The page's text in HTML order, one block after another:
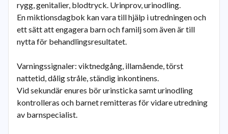
rygg, genitalier, blodtryck. Urinprov, urinodling.
En miktionsdagbok kan vara till hjälp i utredningen och
ett sätt att engagera barn och familj som även är till
nytta för behandlingsresultatet.
Varningssignaler: viktnedgång, illamående, törst
nattetid, dålig stråle, ständig inkontinens.
Vid sekundär enures bör urinsticka samt urinodling
kontrolleras och barnet remitteras för vidare utredning
av barnspecialist.